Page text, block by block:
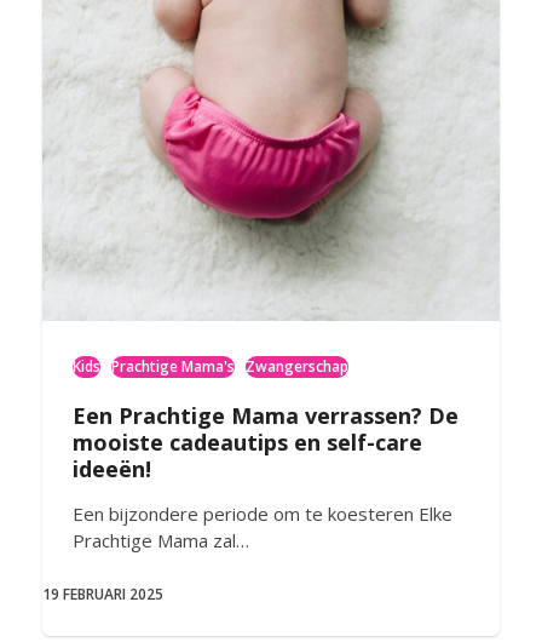
Kids Prachtige Mama's Zwangerschap
Een Prachtige Mama verrassen? De
mooiste cadeautips en self-care
ideeën!
Een bijzondere periode om te koesteren Elke
Prachtige Mama zal…
19 FEBRUARI 2025